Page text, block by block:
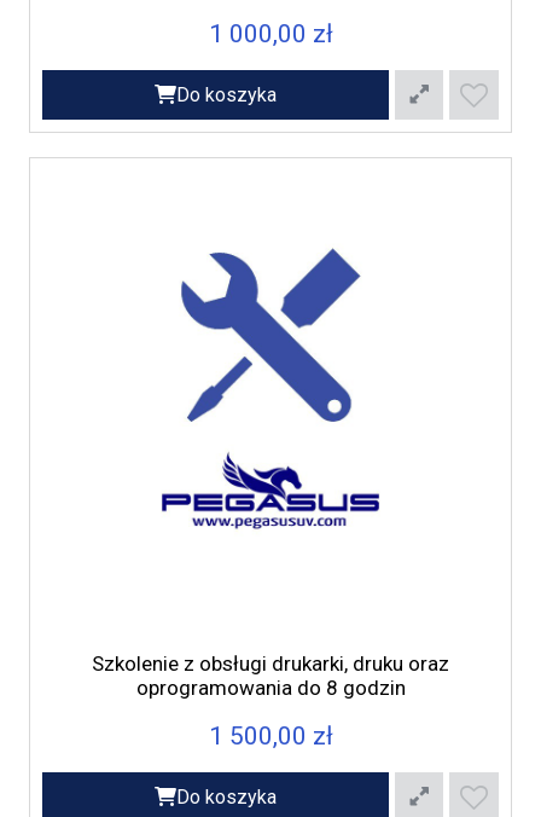
1 000,00 zł
Do koszyka
Szkolenie z obsługi drukarki, druku oraz
oprogramowania do 8 godzin
1 500,00 zł
Do koszyka